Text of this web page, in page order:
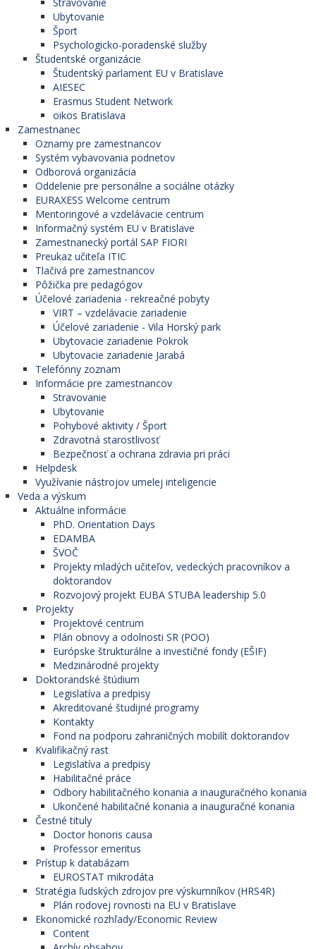
Ubytovanie
Šport
Psychologicko-poradenské služby
Študentské organizácie
Študentský parlament EU v Bratislave
AIESEC
Erasmus Student Network
oikos Bratislava
Zamestnanec
Oznamy pre zamestnancov
Systém vybavovania podnetov
Odborová organizácia
Oddelenie pre personálne a sociálne otázky
EURAXESS Welcome centrum
Mentoringové a vzdelávacie centrum
Informačný systém EU v Bratislave
Zamestnanecký portál SAP FIORI
Preukaz učiteľa ITIC
Tlačivá pre zamestnancov
Pôžička pre pedagógov
Účelové zariadenia - rekreačné pobyty
VIRT – vzdelávacie zariadenie
Účelové zariadenie - Vila Horský park
Ubytovacie zariadenie Pokrok
Ubytovacie zariadenie Jarabá
Telefónny zoznam
Informácie pre zamestnancov
Stravovanie
Ubytovanie
Pohybové aktivity / Šport
Zdravotná starostlivosť
Bezpečnosť a ochrana zdravia pri práci
Helpdesk
Využívanie nástrojov umelej inteligencie
Veda a výskum
Aktuálne informácie
PhD. Orientation Days
EDAMBA
ŠVOČ
Projekty mladých učiteľov, vedeckých pracovníkov a
doktorandov
Rozvojový projekt EUBA STUBA leadership 5.0
Projekty
Projektové centrum
Plán obnovy a odolnosti SR (POO)
Európske štrukturálne a investičné fondy (EŠIF)
Medzinárodné projekty
Doktorandské štúdium
Legislatíva a predpisy
Akreditované študijné programy
Kontakty
Fond na podporu zahraničných mobilít doktorandov
Kvalifikačný rast
Legislatíva a predpisy
Habilitačné práce
Odbory habilitačného konania a inauguračného konania
Ukončené habilitačné konania a inauguračné konania
Čestné tituly
Doctor honoris causa
Professor emeritus
Prístup k databázam
EUROSTAT mikrodáta
Stratégia ľudských zdrojov pre výskumníkov (HRS4R)
Plán rodovej rovnosti na EU v Bratislave
Ekonomické rozhľady/Economic Review
Content